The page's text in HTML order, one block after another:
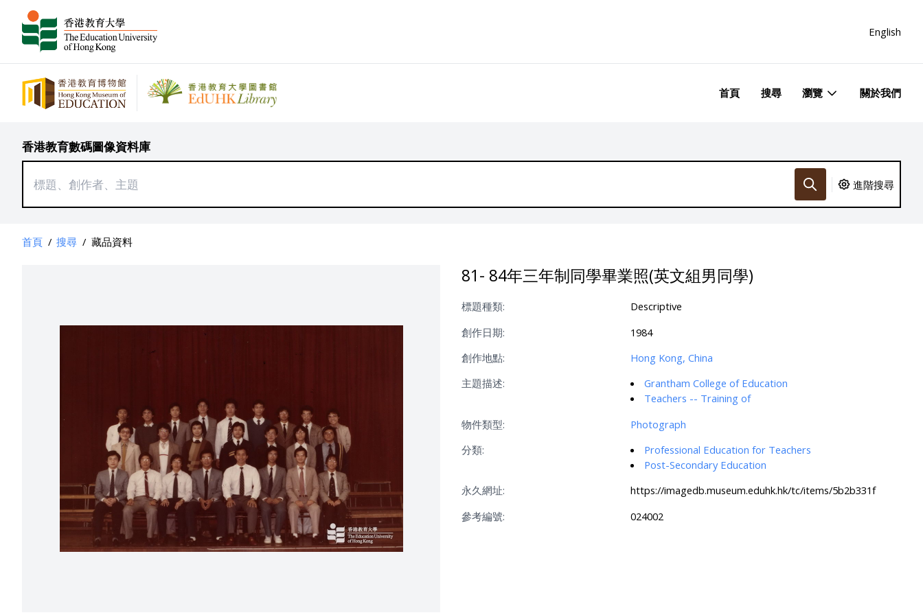
English
首頁 搜尋 瀏覽 關於我們
香港教育數碼圖像資料庫
進階搜尋
首頁 / 搜尋 / 藏品資料
81- 84年三年制同學畢業照(英文組男同學)
標題種類:
Descriptive
創作日期:
1984
創作地點:
Hong Kong, China
主題描述:
Grantham College of Education
Teachers -- Training of
物件類型:
Photograph
分類:
Professional Education for Teachers
Post-Secondary Education
永久網址:
https://imagedb.museum.eduhk.hk/tc/items/5b2b331f
參考編號:
024002